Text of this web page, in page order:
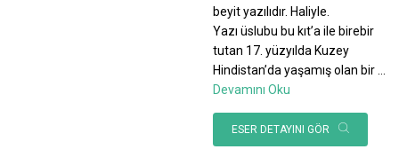
beyit yazılıdır. Haliyle.
Yazı üslubu bu kıt’a ile birebir
tutan 17. yüzyılda Kuzey
Hindistan’da yaşamış olan bir
Devamını Oku
ESER DETAYINI GÖR